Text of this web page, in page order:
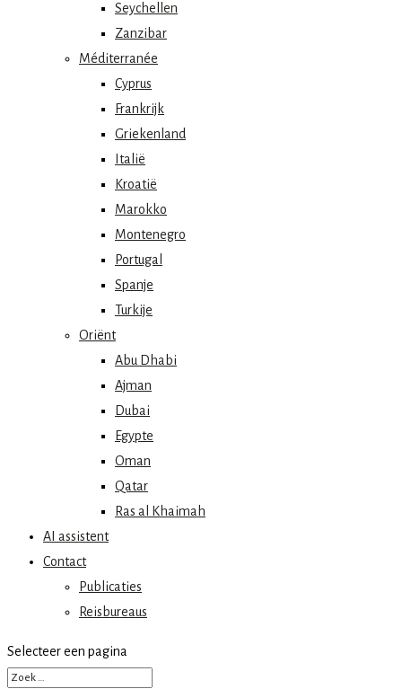
Seychellen
Zanzibar
Méditerranée
Cyprus
Frankrijk
Griekenland
Italië
Kroatië
Marokko
Montenegro
Portugal
Spanje
Turkije
Oriënt
Abu Dhabi
Ajman
Dubai
Egypte
Oman
Qatar
Ras al Khaimah
AI assistent
Contact
Publicaties
Reisbureaus
Selecteer een pagina